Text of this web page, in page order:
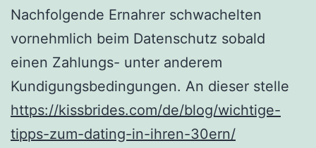
Nachfolgende Ernahrer schwachelten
vornehmlich beim Datenschutz sobald
einen Zahlungs- unter anderem
Kundigungsbedingungen. An dieser stelle
https://kissbrides.com/de/blog/wichtige-
tipps-zum-dating-in-ihren-30ern/